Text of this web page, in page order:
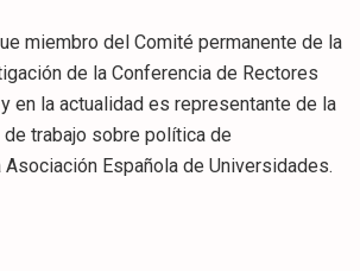
miembro del Comité permanente de la
de la Conferencia de Rectores
y en la actualidad es representante de la
de trabajo sobre política de
Española de Universidades.